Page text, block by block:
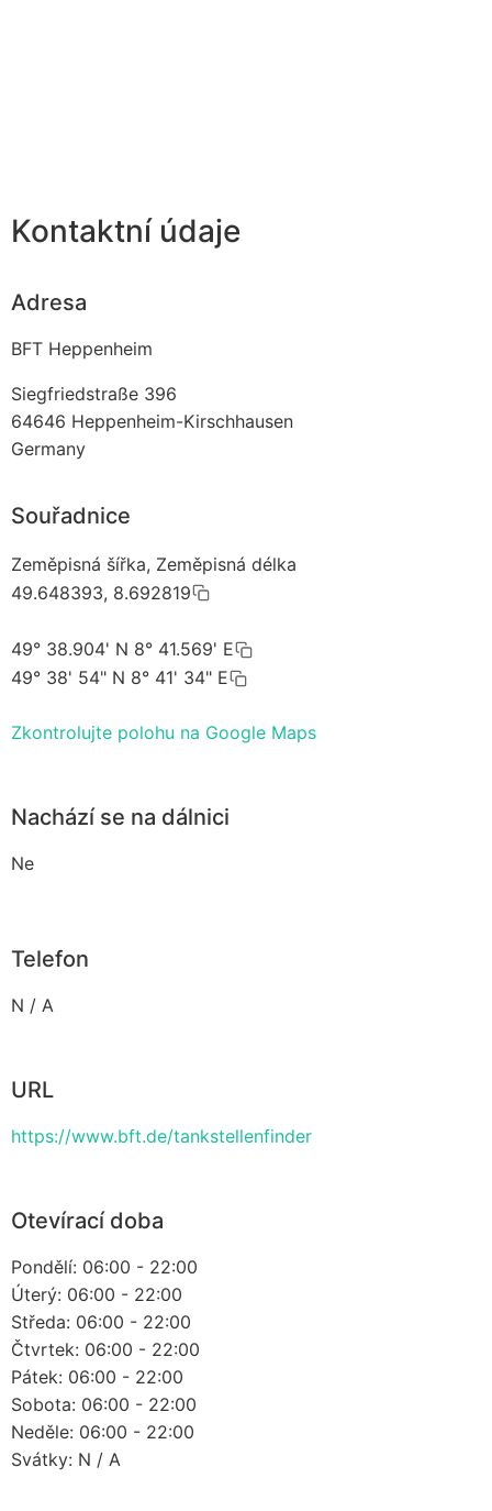
Kontaktní údaje
Adresa
BFT Heppenheim
Siegfriedstraße 396
64646 Heppenheim-Kirschhausen
Germany
Souřadnice
Zeměpisná šířka, Zeměpisná délka
49.648393, 8.692819
49° 38.904' N 8° 41.569' E
49° 38' 54" N 8° 41' 34" E
Zkontrolujte polohu na Google Maps
Nachází se na dálnici
Ne
Telefon
N / A
URL
https://www.bft.de/tankstellenfinder
Otevírací doba
Pondělí: 06:00 - 22:00
Úterý: 06:00 - 22:00
Středa: 06:00 - 22:00
Čtvrtek: 06:00 - 22:00
Pátek: 06:00 - 22:00
Sobota: 06:00 - 22:00
Neděle: 06:00 - 22:00
Svátky: N / A